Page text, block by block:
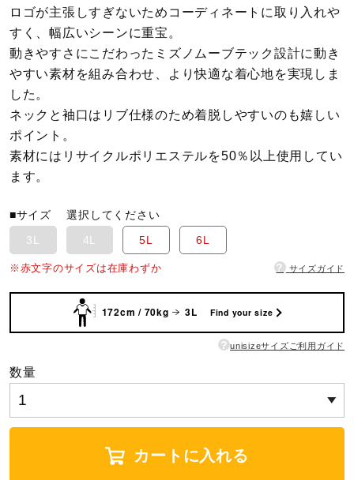
ウィンタースポーツ
ウォーキングシューズ
ライフスタイルグッズ
インナー
寝具／ミズノスリープ
アウトドア／レイン
ロゴが主張しすぎないためコーディネートに取り入れや
すく、幅広いシーンに重宝。
動きやすさにこだわったミズノムーブテック設計に動き
やすい素材を組み合わせ、より快適な着心地を実現しま
した。
ネックと袖口はリブ仕様のため着脱しやすいのも嬉しい
ポイント。
素材にはリサイクルポリエステルを50％以上使用してい
ます。
■サイズ選択してください
3L
4L 5L 6L
※赤文字のサイズは在庫わずか ? サイズガイド
172cm / 70kg 3L Find your size
? unisizeサイズご利用ガイド
数量
カートに入れる